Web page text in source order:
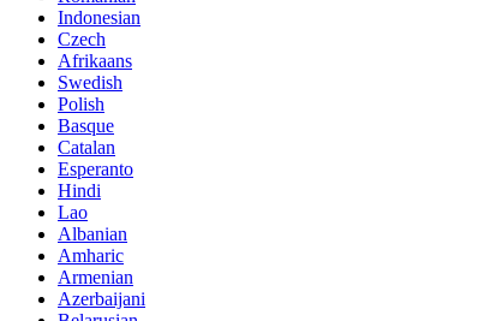
Indonesian
Czech
Afrikaans
Swedish
Polish
Basque
Catalan
Esperanto
Hindi
Lao
Albanian
Amharic
Armenian
Azerbaijani